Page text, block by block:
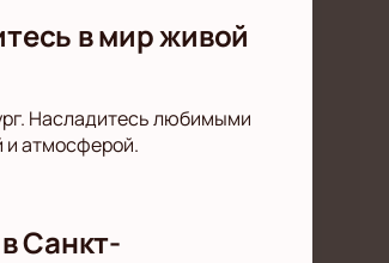
в мир живой
Насладитесь любимыми
и атмосферой.
Санкт-